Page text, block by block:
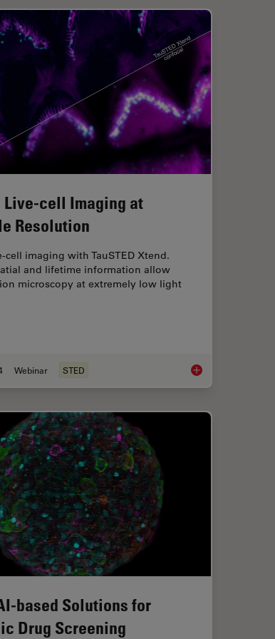
Gallery
Live-cell Imaging at
Resolution
cell imaging with TauSTED Xtend.
and lifetime information allow
microscopy at extremely low light
Webinar STED Extended Live-cell
based Solutions for
Drug Screening